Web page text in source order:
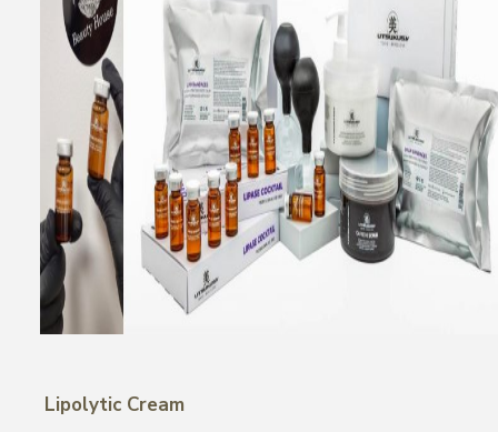
Lipolytic Cream